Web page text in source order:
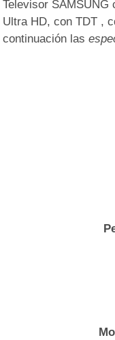
Televisor SAMSUNG
Ultra HD, con TDT ,
continuación las